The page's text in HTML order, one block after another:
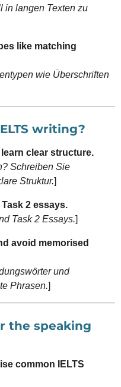
in langen Texten zu
like matching
wie Überschriften
writing?
clear structure.
Schreiben Sie
Struktur.]
2 essays.
Task 2 Essays.]
avoid memorised
und
Phrasen.]
the speaking
common IELTS